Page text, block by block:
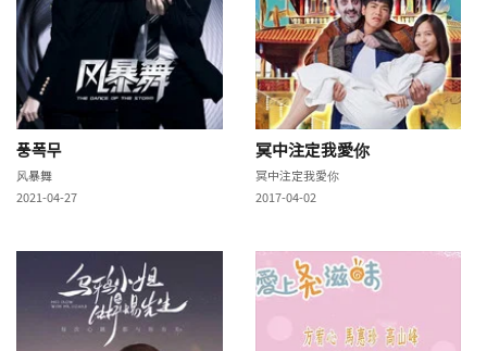
풍폭무
风暴舞
2021-04-27
冥中注定我愛你
冥中注定我愛你
2017-04-02